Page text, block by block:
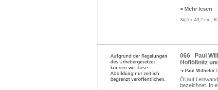
> Mehr lesen
34,5 x 49,2 cm,
066 Paul
Hoflößnitz
Paul Wilhelm
Öl auf
bezeichnet. In